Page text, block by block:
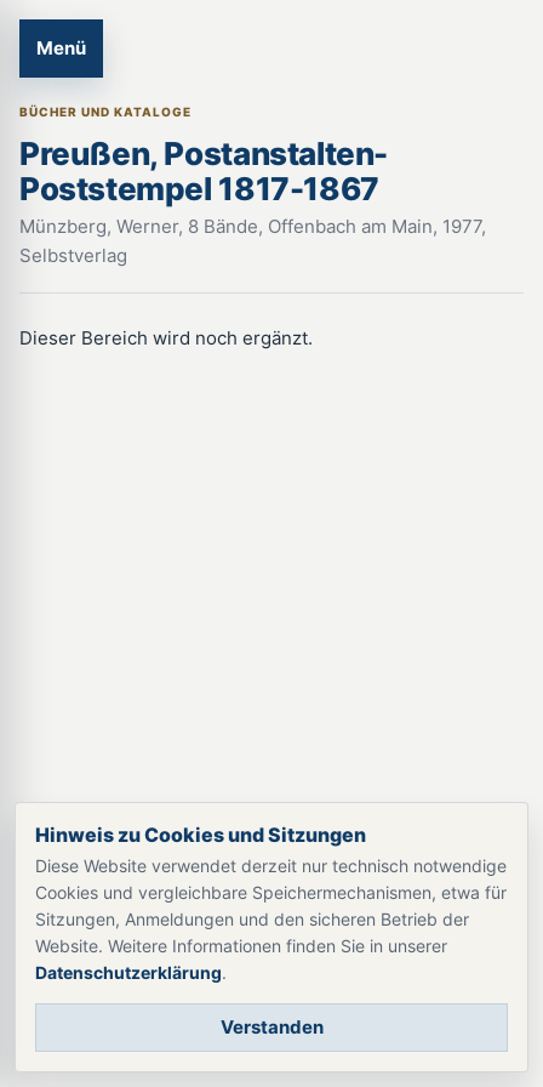
Menü
BÜCHER UND KATALOGE
Preußen, Postanstalten-
Poststempel 1817-1867
Münzberg, Werner, 8 Bände, Offenbach am Main, 1977,
Selbstverlag
Dieser Bereich wird noch ergänzt.
Hinweis zu Cookies und Sitzungen
Diese Website verwendet derzeit nur technisch notwendige
Cookies und vergleichbare Speichermechanismen, etwa für
Sitzungen, Anmeldungen und den sicheren Betrieb der
Website. Weitere Informationen finden Sie in unserer
Datenschutzerklärung.
Verstanden